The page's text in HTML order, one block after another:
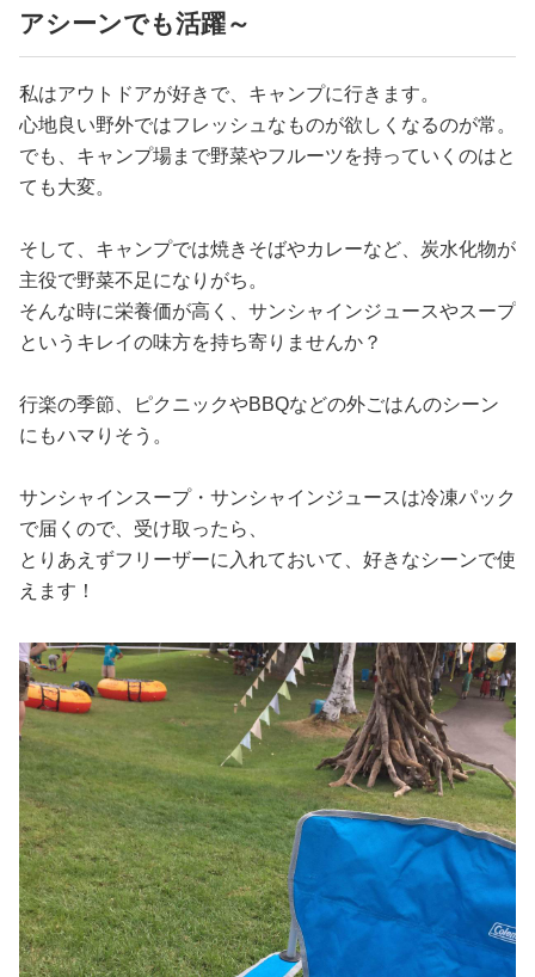
アシーンでも活躍～
私はアウトドアが好きで、キャンプに行きます。
心地良い野外ではフレッシュなものが欲しくなるのが常。
でも、キャンプ場まで野菜やフルーツを持っていくのはと
ても大変。
そして、キャンプでは焼きそばやカレーなど、炭水化物が
主役で野菜不足になりがち。
そんな時に栄養価が高く、サンシャインジュースやスープ
というキレイの味方を持ち寄りませんか？
行楽の季節、ピクニックやBBQなどの外ごはんのシーン
にもハマりそう。
サンシャインスープ・サンシャインジュースは冷凍パック
で届くので、受け取ったら、
とりあえずフリーザーに入れておいて、好きなシーンで使
えます！